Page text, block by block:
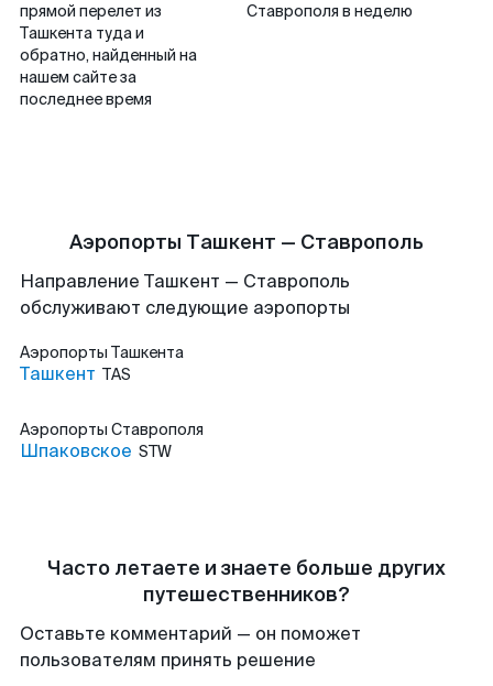
прямой перелет из
Ташкента туда и
обратно, найденный на
нашем сайте за
последнее время
Ставрополя в неделю
Аэропорты Ташкент — Ставрополь
Направление Ташкент — Ставрополь
обслуживают следующие аэропорты
Аэропорты Ташкента
Ташкент TAS
Аэропорты Ставрополя
Шпаковское STW
Часто летаете и знаете больше других
путешественников?
Оставьте комментарий — он поможет
пользователям принять решение